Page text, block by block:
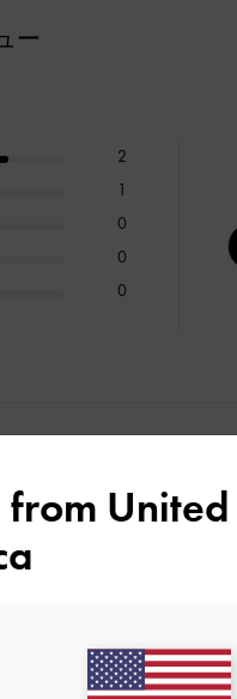
ー
2
1
0
0
0
全て
from